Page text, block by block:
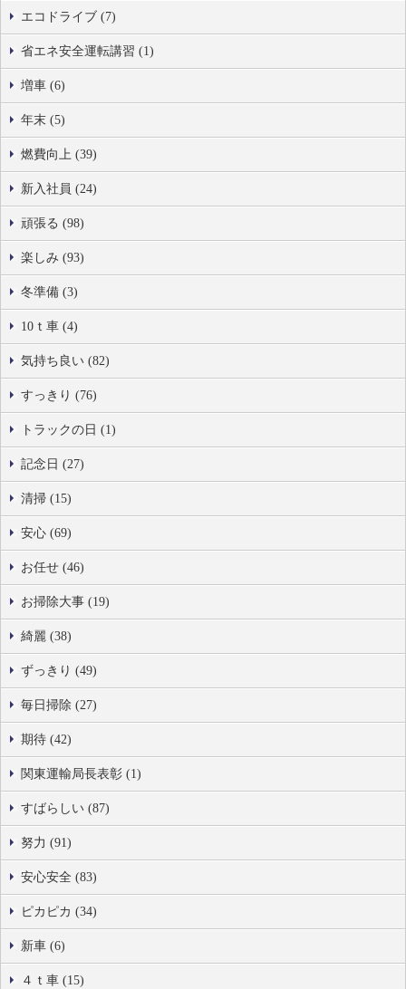
エコドライブ (7)
省エネ安全運転講習 (1)
増車 (6)
年末 (5)
燃費向上 (39)
新入社員 (24)
頑張る (98)
楽しみ (93)
冬準備 (3)
10ｔ車 (4)
気持ち良い (82)
すっきり (76)
トラックの日 (1)
記念日 (27)
清掃 (15)
安心 (69)
お任せ (46)
お掃除大事 (19)
綺麗 (38)
ずっきり (49)
毎日掃除 (27)
期待 (42)
関東運輸局長表彰 (1)
すばらしい (87)
努力 (91)
安心安全 (83)
ピカピカ (34)
新車 (6)
４ｔ車 (15)